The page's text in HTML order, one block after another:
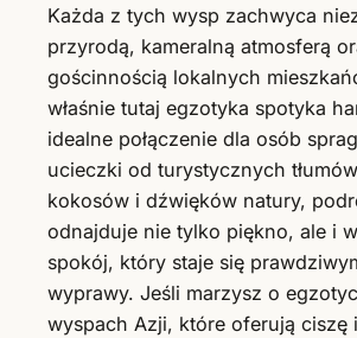
Każda z tych wysp zachwyca
przyrodą, kameralną atmosferą
gościnnością lokalnych
właśnie tutaj egzotyka spotyka
idealne połączenie dla osób
ucieczki od turystycznych
kokosów i dźwięków natury,
odnajduje nie tylko piękno, ale i
spokój, który staje się
wyprawy. Jeśli marzysz o
wyspach Azji, które oferują ciszę